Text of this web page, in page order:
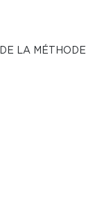
LA MÉTHODE